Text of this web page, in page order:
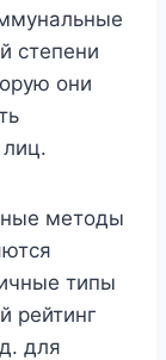
степени
они
лиц.
методы
типы
рейтинг
для